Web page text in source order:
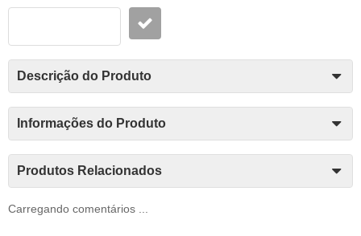
Descrição do Produto
Informações do Produto
Produtos Relacionados
Carregando comentários ...